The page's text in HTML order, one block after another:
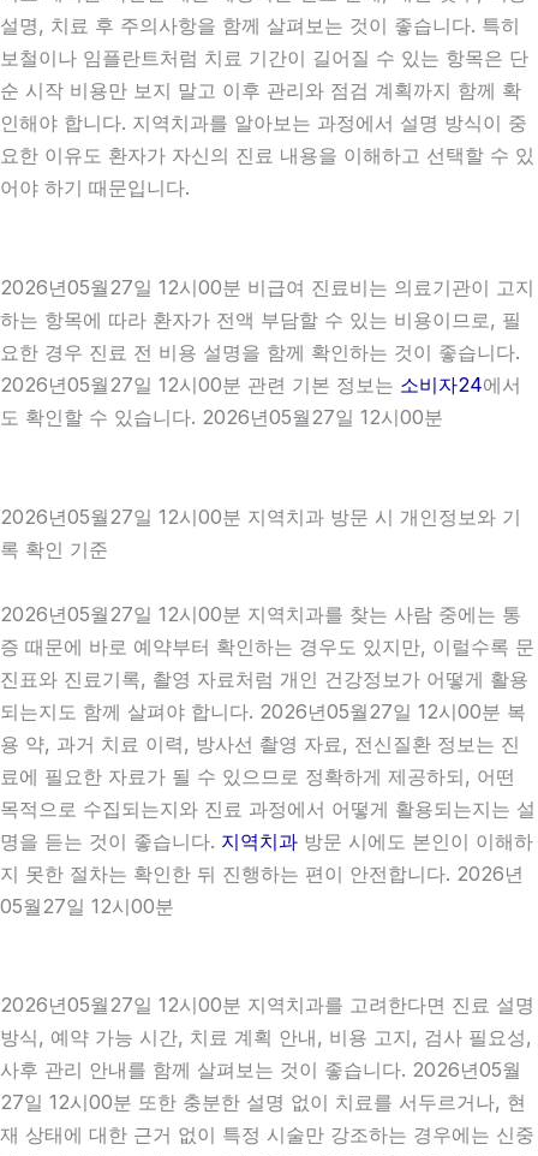
설명, 치료 후 주의사항을 함께 살펴보는 것이 좋습니다. 특히
보철이나 임플란트처럼 치료 기간이 길어질 수 있는 항목은 단
순 시작 비용만 보지 말고 이후 관리와 점검 계획까지 함께 확
인해야 합니다. 지역치과를 알아보는 과정에서 설명 방식이 중
요한 이유도 환자가 자신의 진료 내용을 이해하고 선택할 수 있
어야 하기 때문입니다.
2026년05월27일 12시00분 비급여 진료비는 의료기관이 고지
하는 항목에 따라 환자가 전액 부담할 수 있는 비용이므로, 필
요한 경우 진료 전 비용 설명을 함께 확인하는 것이 좋습니다.
2026년05월27일 12시00분 관련 기본 정보는 소비자24에서
도 확인할 수 있습니다. 2026년05월27일 12시00분
2026년05월27일 12시00분 지역치과 방문 시 개인정보와 기
록 확인 기준
2026년05월27일 12시00분 지역치과를 찾는 사람 중에는 통
증 때문에 바로 예약부터 확인하는 경우도 있지만, 이럴수록 문
진표와 진료기록, 촬영 자료처럼 개인 건강정보가 어떻게 활용
되는지도 함께 살펴야 합니다. 2026년05월27일 12시00분 복
용 약, 과거 치료 이력, 방사선 촬영 자료, 전신질환 정보는 진
료에 필요한 자료가 될 수 있으므로 정확하게 제공하되, 어떤
목적으로 수집되는지와 진료 과정에서 어떻게 활용되는지는 설
명을 듣는 것이 좋습니다. 지역치과 방문 시에도 본인이 이해하
지 못한 절차는 확인한 뒤 진행하는 편이 안전합니다. 2026년
05월27일 12시00분
2026년05월27일 12시00분 지역치과를 고려한다면 진료 설명
방식, 예약 가능 시간, 치료 계획 안내, 비용 고지, 검사 필요성,
사후 관리 안내를 함께 살펴보는 것이 좋습니다. 2026년05월
27일 12시00분 또한 충분한 설명 없이 치료를 서두르거나, 현
재 상태에 대한 근거 없이 특정 시술만 강조하는 경우에는 신중